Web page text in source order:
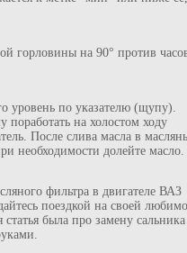
горловины на 90° против
уровень по указателю (щупу).
поработать на холостом ходу
После слива масла в
необходимости долейте масло.
фильтра в двигателе ВАЗ
поездкой на своей
была про замену сальника